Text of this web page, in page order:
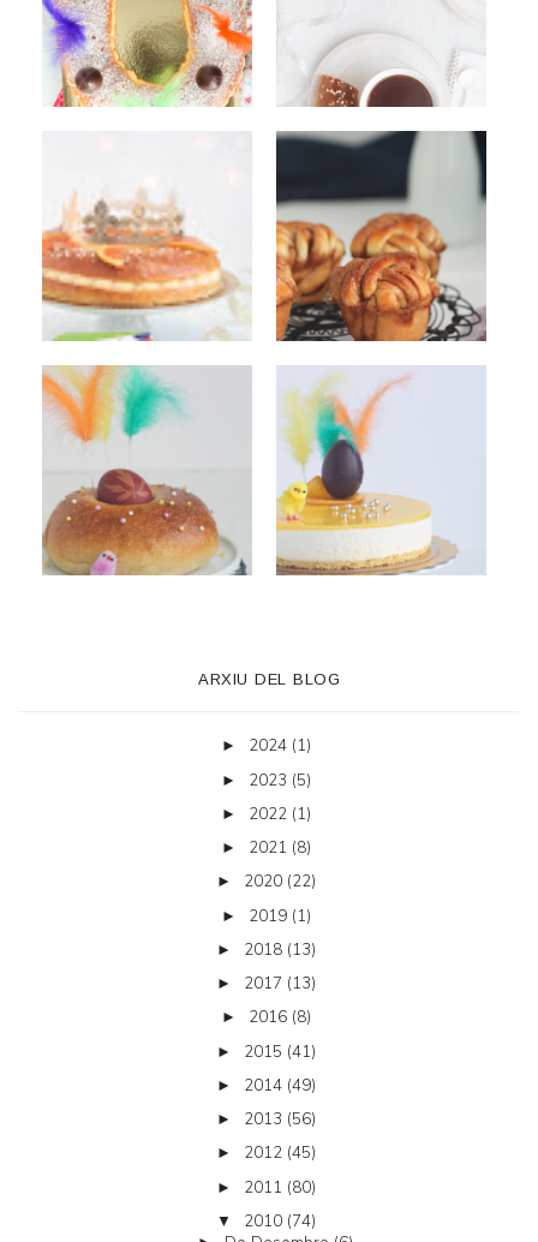
ARXIU DEL BLOG
► 2024 (1)
► 2023 (5)
► 2022 (1)
► 2021 (8)
► 2020 (22)
► 2019 (1)
► 2018 (13)
► 2017 (13)
► 2016 (8)
► 2015 (41)
► 2014 (49)
► 2013 (56)
► 2012 (45)
► 2011 (80)
▼ 2010 (74)